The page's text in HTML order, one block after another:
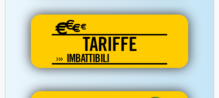
€€€€
TARIFFE
IMBATTIBILI